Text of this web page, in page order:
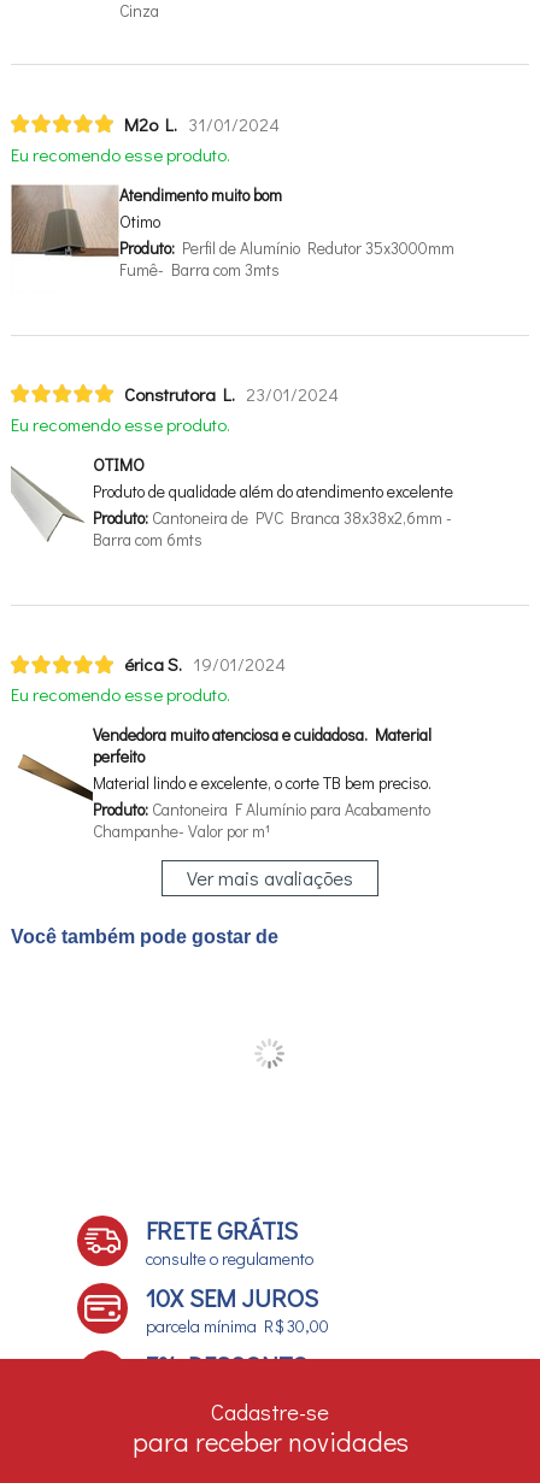
Cinza
M2o L. 31/01/2024
Eu recomendo esse produto.
Atendimento muito bom
Otimo
Produto:Perfil de Alumínio Redutor 35x3000mm
Fumê- Barra com 3mts
Construtora L. 23/01/2024
Eu recomendo esse produto.
OTIMO
Produto de qualidade além do atendimento excelente
Produto:Cantoneira de PVC Branca 38x38x2,6mm -
Barra com 6mts
érica S. 19/01/2024
Eu recomendo esse produto.
Vendedora muito atenciosa e cuidadosa. Material
perfeito
Material lindo e excelente, o corte TB bem preciso.
Produto:Cantoneira F Alumínio para Acabamento
Champanhe- Valor por m¹
Ver mais avaliações
Você também pode gostar de
FRETE GRÁTIS
consulte o regulamento
10X SEM JUROS
parcela mínima R$ 30,00
7% DESCONTO
Cadastre-se
para receber novidades